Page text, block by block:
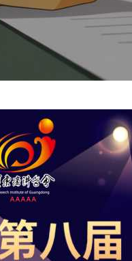
动启动！